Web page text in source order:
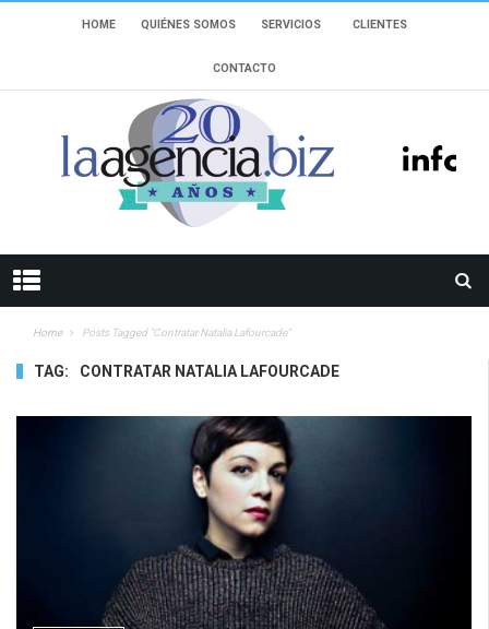
HOME QUIÉNES SOMOS SERVICIOS CLIENTES
CONTACTO
Home Posts Tagged "Contratar Natalia Lafourcade"
TAG: CONTRATAR NATALIA LAFOURCADE